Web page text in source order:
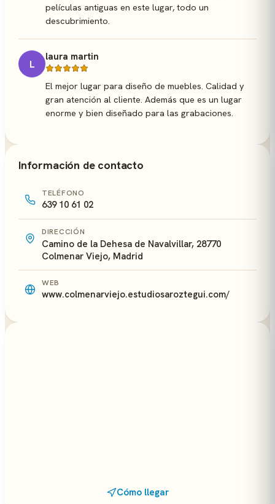
películas antiguas en este lugar, todo un
descubrimiento.
L
laura martin
El mejor lugar para diseño de muebles. Calidad y
gran atención al cliente. Además que es un lugar
enorme y bien diseñado para las grabaciones.
Información de contacto
TELÉFONO
639 10 61 02
DIRECCIÓN
Camino de la Dehesa de Navalvillar, 28770
Colmenar Viejo, Madrid
WEB
www.colmenarviejo.estudiosaroztegui.com/
Cómo llegar